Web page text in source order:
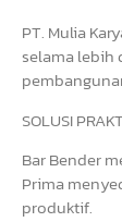
PT. Mulia
selama lebih
SOLUSI
Bar Bender
Prima
produktif.